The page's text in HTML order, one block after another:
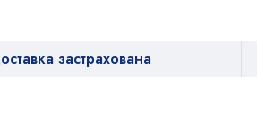
застрахована